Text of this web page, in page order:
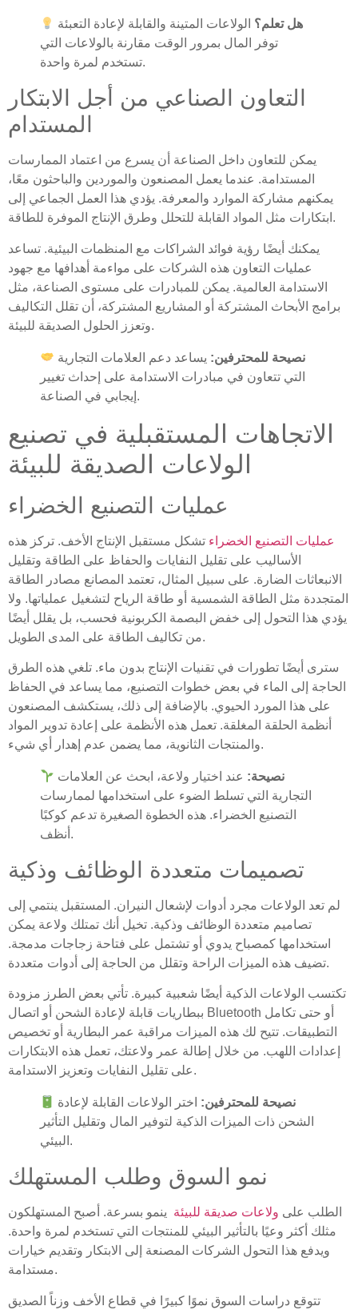
هل تعلم؟ الولاعات المتينة والقابلة لإعادة التعبئة
توفر المال بمرور الوقت مقارنة بالولاعات التي
تستخدم لمرة واحدة.
التعاون الصناعي من أجل الابتكار
المستدام
يمكن للتعاون داخل الصناعة أن يسرع من اعتماد الممارسات
المستدامة. عندما يعمل المصنعون والموردين والباحثون معًا،
يمكنهم مشاركة الموارد والمعرفة. يؤدي هذا العمل الجماعي إلى
ابتكارات مثل المواد القابلة للتحلل وطرق الإنتاج الموفرة للطاقة.
يمكنك أيضًا رؤية فوائد الشراكات مع المنظمات البيئية. تساعد
عمليات التعاون هذه الشركات على مواءمة أهدافها مع جهود
الاستدامة العالمية. يمكن للمبادرات على مستوى الصناعة، مثل
برامج الأبحاث المشتركة أو المشاريع المشتركة، أن تقلل التكاليف
وتعزز الحلول الصديقة للبيئة.
نصيحة للمحترفين: يساعد دعم العلامات التجارية
التي تتعاون في مبادرات الاستدامة على إحداث تغيير
إيجابي في الصناعة.
الاتجاهات المستقبلية في تصنيع
الولاعات الصديقة للبيئة
عمليات التصنيع الخضراء
عمليات التصنيع الخضراء تشكل مستقبل الإنتاج الأخف. تركز هذه
الأساليب على تقليل النفايات والحفاظ على الطاقة وتقليل
الانبعاثات الضارة. على سبيل المثال، تعتمد المصانع مصادر الطاقة
المتجددة مثل الطاقة الشمسية أو طاقة الرياح لتشغيل عملياتها. ولا
يؤدي هذا التحول إلى خفض البصمة الكربونية فحسب، بل يقلل أيضًا
من تكاليف الطاقة على المدى الطويل.
سترى أيضًا تطورات في تقنيات الإنتاج بدون ماء. تلغي هذه الطرق
الحاجة إلى الماء في بعض خطوات التصنيع، مما يساعد في الحفاظ
على هذا المورد الحيوي. بالإضافة إلى ذلك، يستكشف المصنعون
أنظمة الحلقة المغلقة. تعمل هذه الأنظمة على إعادة تدوير المواد
والمنتجات الثانوية، مما يضمن عدم إهدار أي شيء.
نصيحة: عند اختيار ولاعة، ابحث عن العلامات
التجارية التي تسلط الضوء على استخدامها لممارسات
التصنيع الخضراء. هذه الخطوة الصغيرة تدعم كوكبًا
أنظف.
تصميمات متعددة الوظائف وذكية
لم تعد الولاعات مجرد أدوات لإشعال النيران. المستقبل ينتمي إلى
تصاميم متعددة الوظائف وذكية. تخيل أنك تمتلك ولاعة يمكن
استخدامها كمصباح يدوي أو تشتمل على فتاحة زجاجات مدمجة.
تضيف هذه الميزات الراحة وتقلل من الحاجة إلى أدوات متعددة.
تكتسب الولاعات الذكية أيضًا شعبية كبيرة. تأتي بعض الطرز مزودة
ببطاريات قابلة لإعادة الشحن أو اتصال Bluetooth أو حتى تكامل
التطبيقات. تتيح لك هذه الميزات مراقبة عمر البطارية أو تخصيص
إعدادات اللهب. من خلال إطالة عمر ولاعتك، تعمل هذه الابتكارات
على تقليل النفايات وتعزيز الاستدامة.
نصيحة للمحترفين: اختر الولاعات القابلة لإعادة
الشحن ذات الميزات الذكية لتوفير المال وتقليل التأثير
البيئي.
نمو السوق وطلب المستهلك
الطلب على ولاعات صديقة للبيئة ينمو بسرعة. أصبح المستهلكون
مثلك أكثر وعيًا بالتأثير البيئي للمنتجات التي تستخدم لمرة واحدة.
ويدفع هذا التحول الشركات المصنعة إلى الابتكار وتقديم خيارات
مستدامة.
تتوقع دراسات السوق نموًا كبيرًا في قطاع الأخف وزناً الصديق